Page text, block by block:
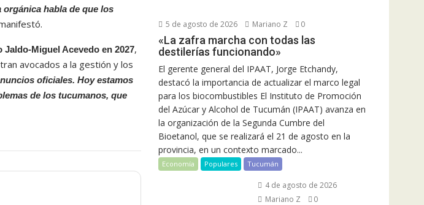
orgánica habla de que los
Jaldo-Miguel Acevedo en 2027,
avocados a la gestión y los
oficiales. Hoy estamos
de los tucumanos, que
5 de agosto de 2026 Mariano Z 0
«La zafra marcha con todas las
destilerías funcionando»
El gerente general del IPAAT, Jorge Etchandy,
destacó la importancia de actualizar el marco legal
para los biocombustibles El Instituto de Promoción
del Azúcar y Alcohol de Tucumán (IPAAT) avanza en
la organización de la Segunda Cumbre del
Bioetanol, que se realizará el 21 de agosto en la
provincia, en un contexto marcado...
Economía Populares Tucumán
4 de agosto de 2026
Mariano Z
0